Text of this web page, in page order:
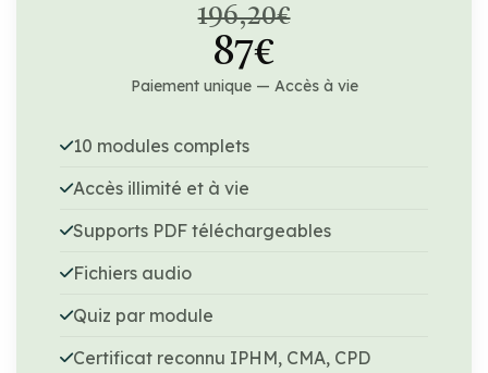
196,20€
87€
Paiement unique — Accès à vie
10 modules complets
Accès illimité et à vie
Supports PDF téléchargeables
Fichiers audio
Quiz par module
Certificat reconnu IPHM, CMA, CPD